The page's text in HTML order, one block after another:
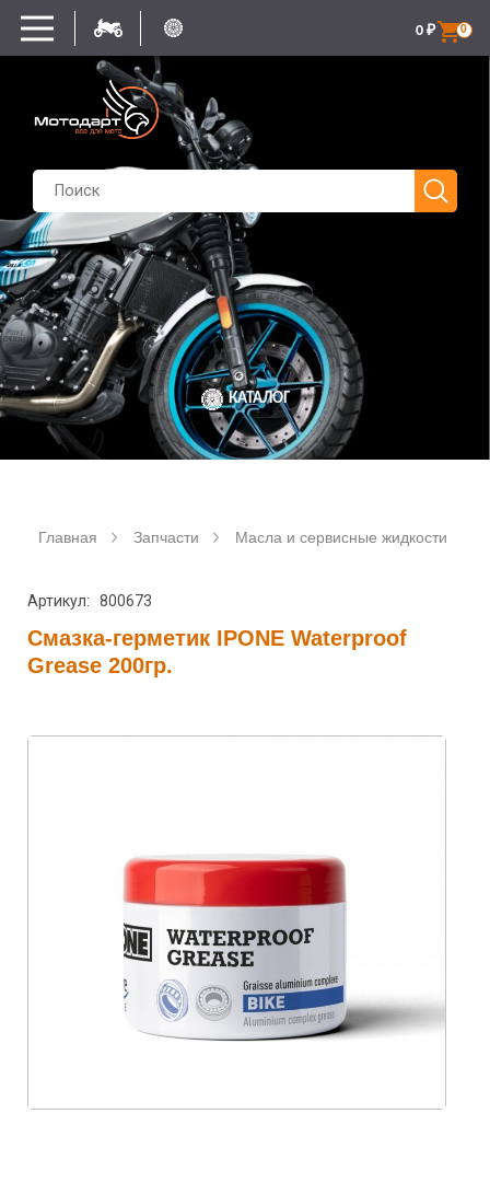
0
0 ₽
КАТАЛОГ
Главная Запчасти Масла и сервисные жидкости
Артикул: 800673
Смазка-герметик IPONE Waterproof
Grease 200гр.